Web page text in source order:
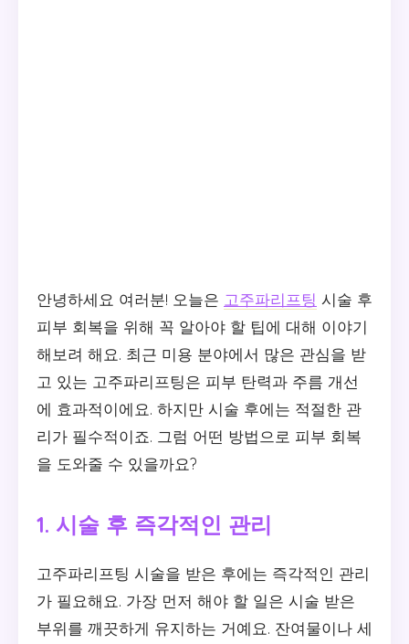
안녕하세요 여러분! 오늘은 고주파리프팅 시술 후
피부 회복을 위해 꼭 알아야 할 팁에 대해 이야기
해보려 해요. 최근 미용 분야에서 많은 관심을 받
고 있는 고주파리프팅은 피부 탄력과 주름 개선
에 효과적이에요. 하지만 시술 후에는 적절한 관
리가 필수적이죠. 그럼 어떤 방법으로 피부 회복
을 도와줄 수 있을까요?
1. 시술 후 즉각적인 관리
고주파리프팅 시술을 받은 후에는 즉각적인 관리
가 필요해요. 가장 먼저 해야 할 일은 시술 받은
부위를 깨끗하게 유지하는 거예요. 잔여물이나 세